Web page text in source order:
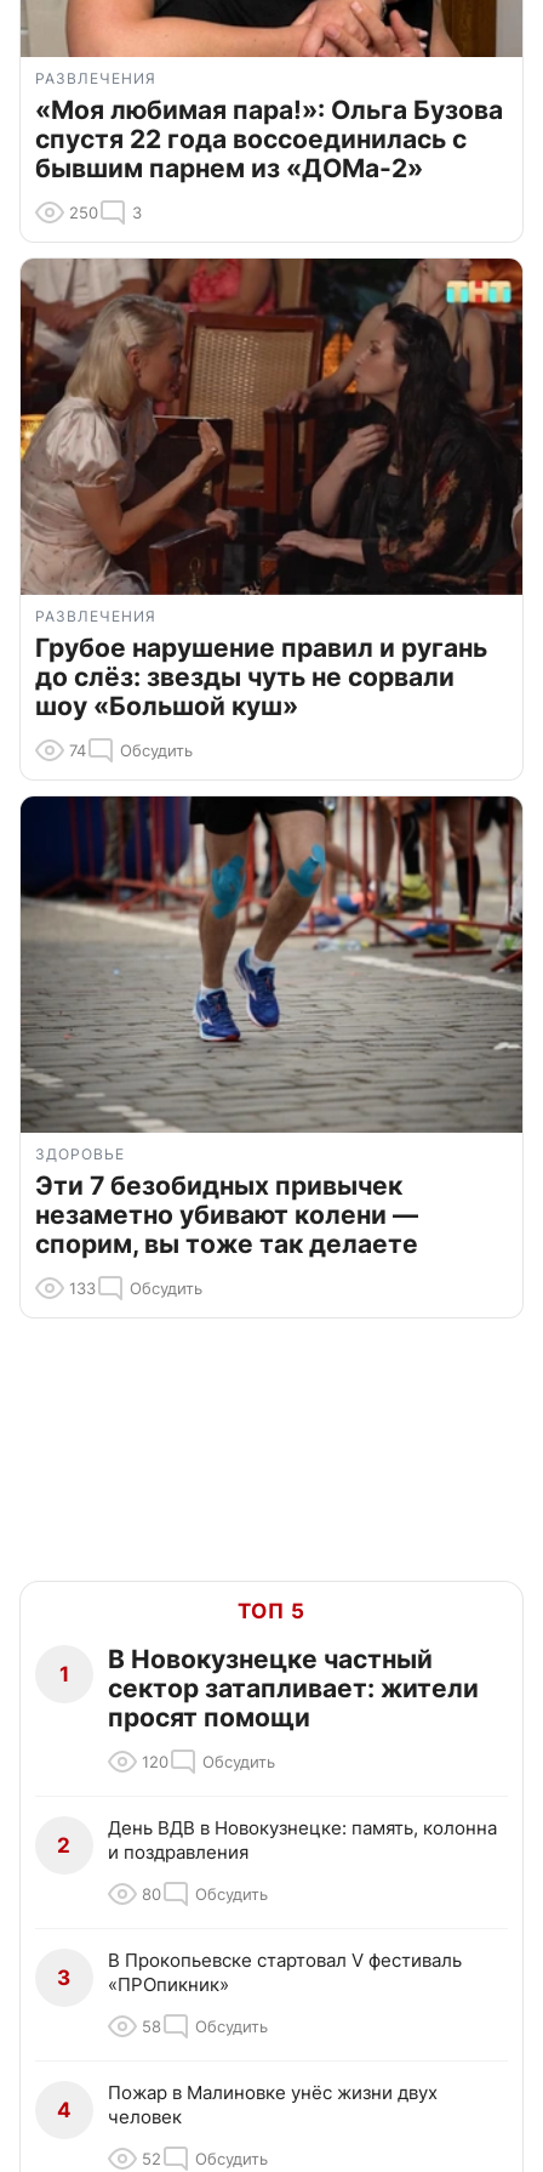
РАЗВЛЕЧЕНИЯ
«Моя любимая пара!»: Ольга Бузова
спустя 22 года воссоединилась с
бывшим парнем из «ДОМа-2»
250 3
РАЗВЛЕЧЕНИЯ
Грубое нарушение правил и ругань
до слёз: звезды чуть не сорвали
шоу «Большой куш»
74 Обсудить
ЗДОРОВЬЕ
Эти 7 безобидных привычек
незаметно убивают колени —
спорим, вы тоже так делаете
133 Обсудить
ТОП 5
1
В Новокузнецке частный
сектор затапливает: жители
просят помощи
120 Обсудить
2
День ВДВ в Новокузнецке: память, колонна
и поздравления
80 Обсудить
3
В Прокопьевске стартовал V фестиваль
«ПРОпикник»
58 Обсудить
4
Пожар в Малиновке унёс жизни двух
человек
52 Обсудить